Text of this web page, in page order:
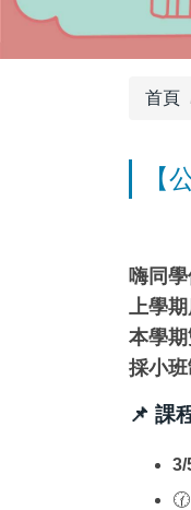
首頁
【
嗨同
上學
本學
採小
📌 課
3/
🕜